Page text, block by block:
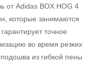
от Adidas BOX HOG 4
которые занимаются
точное
во время резких
из гибкой пены